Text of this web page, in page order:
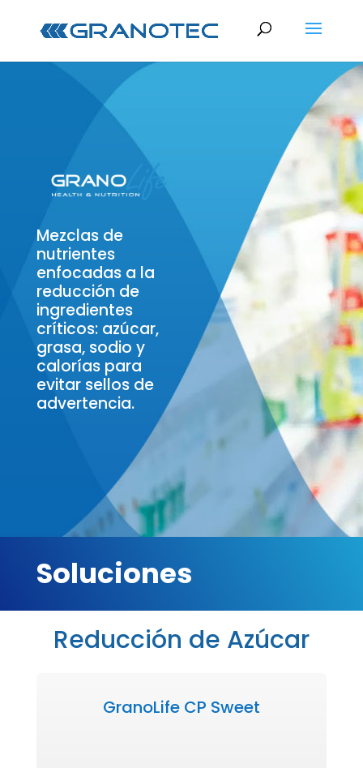
Mezclas de
nutrientes
enfocadas a la
reducción de
ingredientes
críticos: azúcar,
grasa, sodio y
calorías para
evitar sellos de
advertencia.
Soluciones
Reducción de Azúcar
GranoLife CP Sweet